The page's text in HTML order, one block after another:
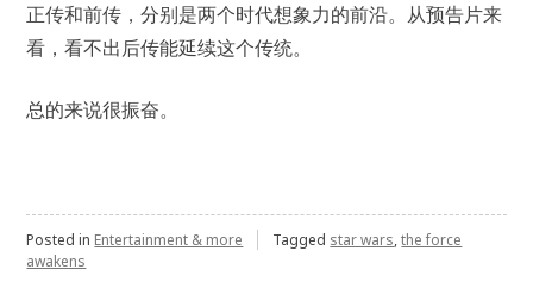
正传和前传，分别是两个时代想象力的前沿。从预告片来
看，看不出后传能延续这个传统。
总的来说很振奋。
Posted in Entertainment & more Tagged star wars,the force
awakens